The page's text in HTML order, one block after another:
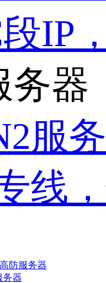
IP
务器
服
线
防服务器
务器